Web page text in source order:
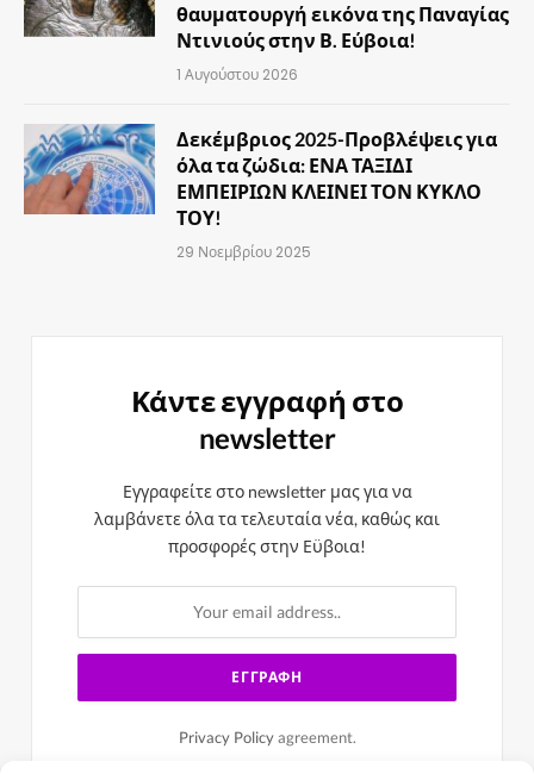
θαυματουργή εικόνα της Παναγίας
Ντινιούς στην Β. Εύβοια!
1 Αυγούστου 2026
Δεκέμβριος 2025-Προβλέψεις για
όλα τα ζώδια: ΕΝΑ ΤΑΞΙΔΙ
ΕΜΠΕΙΡΙΩΝ ΚΛΕΙΝΕΙ ΤΟΝ ΚΥΚΛΟ
ΤΟΥ!
29 Νοεμβρίου 2025
Κάντε εγγραφή στο
newsletter
Εγγραφείτε στο newsletter μας για να
λαμβάνετε όλα τα τελευταία νέα, καθώς και
προσφορές στην Εϋβοια!
Privacy Policyagreement.